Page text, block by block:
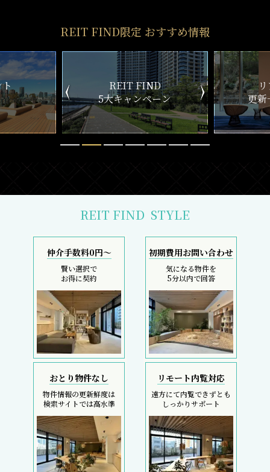
REIT FIND限定 おすすめ情報
ン
リアルタイム
更新一覧チェック
新
REIT FIND STYLE
仲介手数料0円～
賢い選択で
お得に契約
初期費用お問い合わせ
気になる物件を
5分以内で回答
おとり物件なし
物件情報の更新鮮度は
検索サイトでは高水準
リモート内覧対応
遠方にて内覧できずとも
しっかりサポート